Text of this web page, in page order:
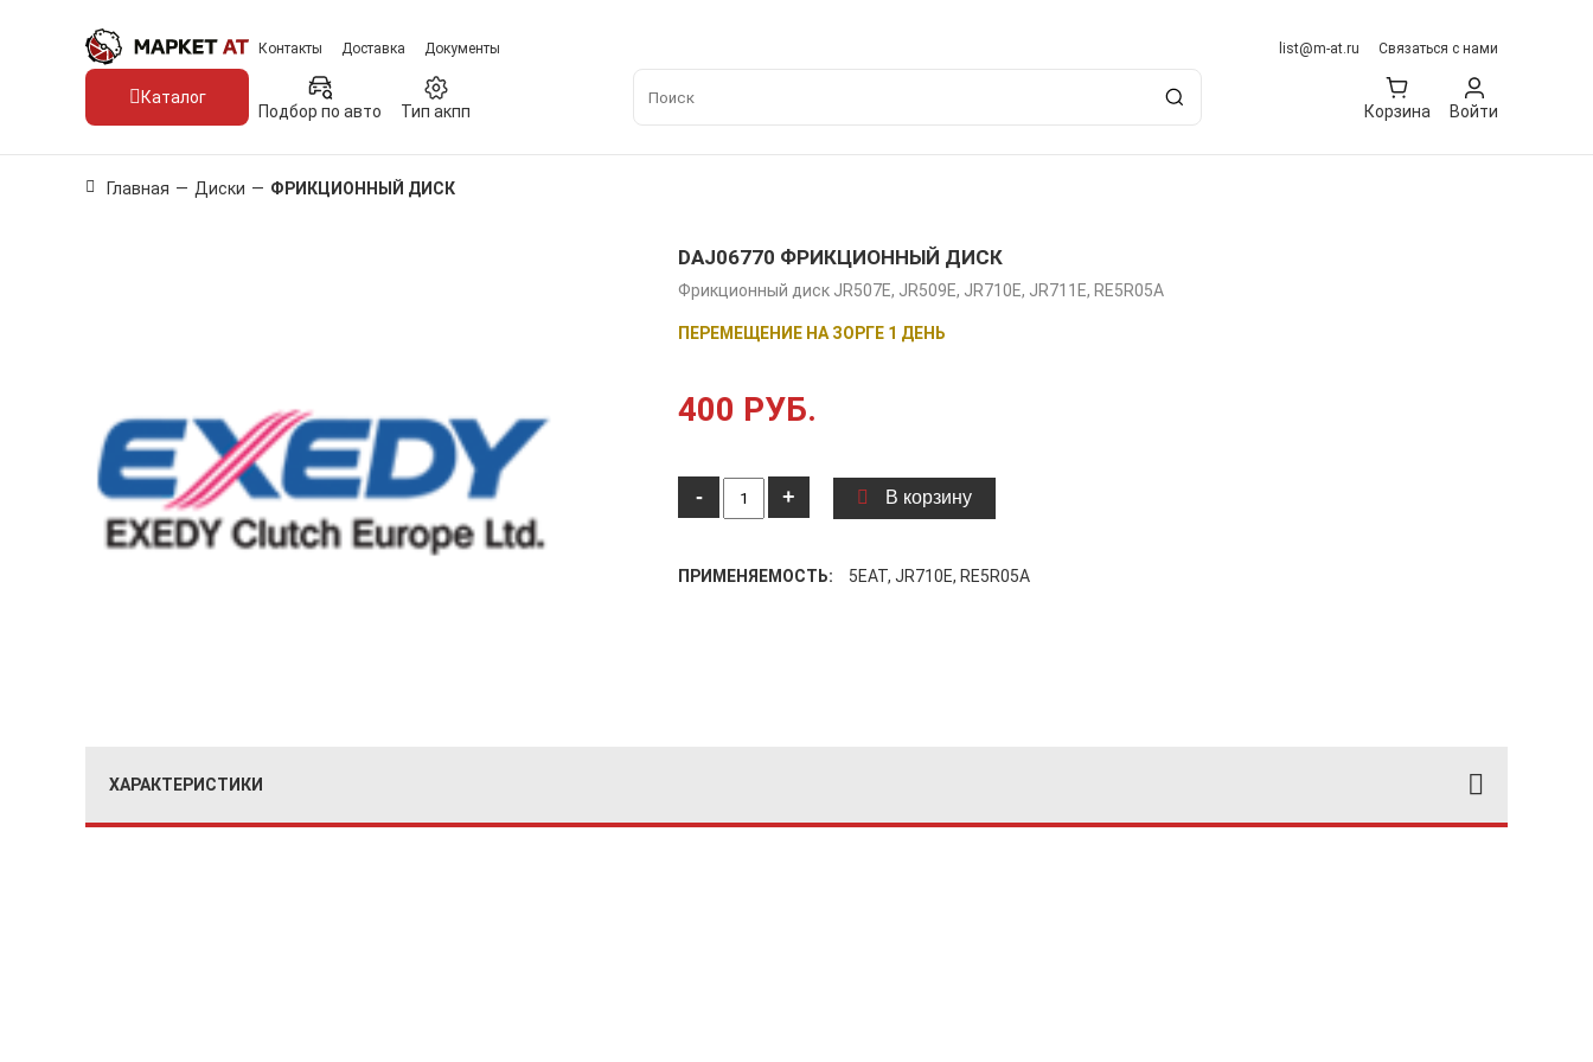
Контакты Доставка Документы list@m-at.ru Связаться с нами
Каталог
Подбор по авто Тип акпп Корзина Войти
Главная — Диски — ФРИКЦИОННЫЙ ДИСК
DAJ06770 ФРИКЦИОННЫЙ ДИСК
Фрикционный диск JR507E, JR509E, JR710E, JR711E, RE5R05A
ПЕРЕМЕЩЕНИЕ НА ЗОРГЕ 1 ДЕНЬ
400 РУБ.
- + В корзину
ПРИМЕНЯЕМОСТЬ: 5EAT, JR710E, RE5R05A
ХАРАКТЕРИСТИКИ